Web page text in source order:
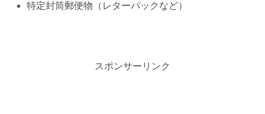
特定封筒郵便物（レターパックなど）
スポンサーリンク